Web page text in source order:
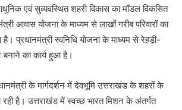
आधुनिक एवं सुव्यवस्थित शहरी विकास का मॉडल विकसित
आवास योजना के माध्यम से लाखों गरीब परिवारों का
प्रधानमंत्री स्वनिधि योजना के माध्यम से रेहड़ी-
बनाने का कार्य हुआ है।
के मार्गदर्शन में देवभूमि उत्तराखंड के शहरों के
रही है। उत्तराखंड में स्वच्छ भारत मिशन के अंतर्गत